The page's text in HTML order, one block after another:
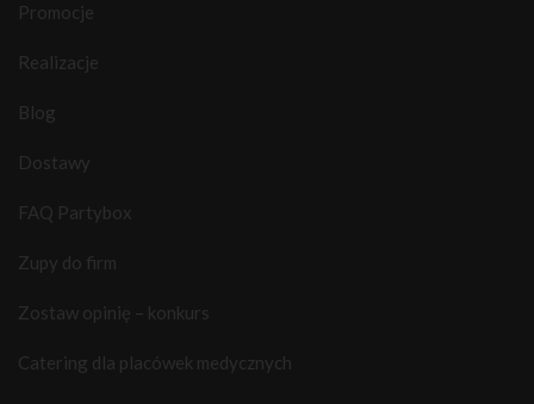
Promocje
Realizacje
Blog
Dostawy
FAQ Partybox
Zupy do firm
Zostaw opinię – konkurs
Catering dla placówek medycznych